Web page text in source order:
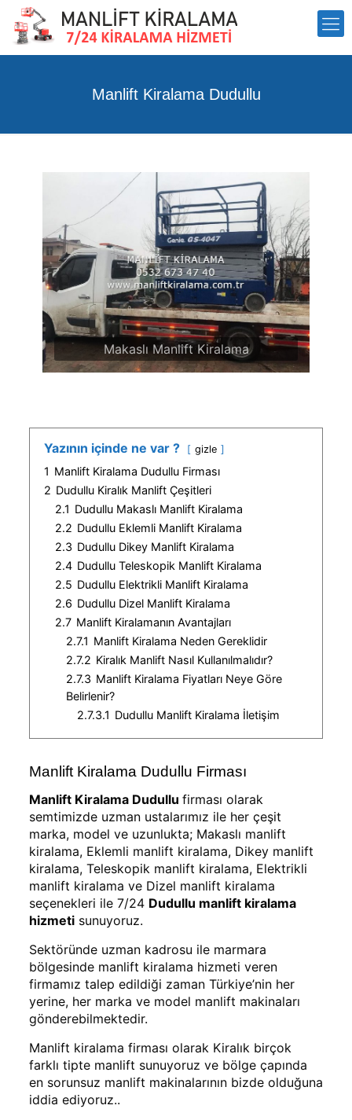
Manlift Kiralama Dudullu
Makaslı Manlift Kiralama
Yazının içinde ne var ? gizle
1 Manlift Kiralama Dudullu Firması
2 Dudullu Kiralık Manlift Çeşitleri
2.1 Dudullu Makaslı Manlift Kiralama
2.2 Dudullu Eklemli Manlift Kiralama
2.3 Dudullu Dikey Manlift Kiralama
2.4 Dudullu Teleskopik Manlift Kiralama
2.5 Dudullu Elektrikli Manlift Kiralama
2.6 Dudullu Dizel Manlift Kiralama
2.7 Manlift Kiralamanın Avantajları
2.7.1 Manlift Kiralama Neden Gereklidir
2.7.2 Kiralık Manlift Nasıl Kullanılmalıdır?
2.7.3 Manlift Kiralama Fiyatları Neye Göre
Belirlenir?
2.7.3.1 Dudullu Manlift Kiralama İletişim
Manlift Kiralama Dudullu Firması
Manlift Kiralama Dudullu firması olarak
semtimizde uzman ustalarımız ile her çeşit
marka, model ve uzunlukta; Makaslı manlift
kiralama, Eklemli manlift kiralama, Dikey manlift
kiralama, Teleskopik manlift kiralama, Elektrikli
manlift kiralama ve Dizel manlift kiralama
seçenekleri ile 7/24 Dudullu manlift kiralama
hizmetisunuyoruz.
Sektöründe uzman kadrosu ile marmara
bölgesinde manlift kiralama hizmeti veren
firmamız talep edildiği zaman Türkiye’nin her
yerine, her marka ve model manlift makinaları
gönderebilmektedir.
Manlift kiralama firması olarak Kiralık birçok
farklı tipte manlift sunuyoruz ve bölge çapında
en sorunsuz manlift makinalarının bizde olduğuna
iddia ediyoruz..